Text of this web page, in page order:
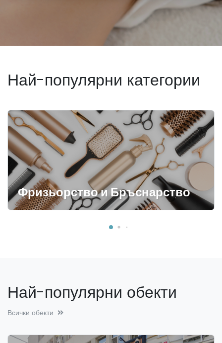
Най-популярни категории
Фризьорство и Бръснарство
Най-популярни обекти
Всички обекти